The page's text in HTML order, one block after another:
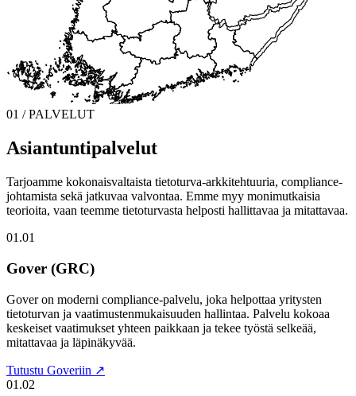
01 / PALVELUT
Asiantuntipalvelut
Tarjoamme kokonaisvaltaista tietoturva-arkkitehtuuria, compliance-
johtamista sekä jatkuvaa valvontaa. Emme myy monimutkaisia
teorioita, vaan teemme tietoturvasta helposti hallittavaa ja mitattavaa.
01.01
Gover (GRC)
Gover on moderni compliance-palvelu, joka helpottaa yritysten
tietoturvan ja vaatimustenmukaisuuden hallintaa. Palvelu kokoaa
keskeiset vaatimukset yhteen paikkaan ja tekee työstä selkeää,
mitattavaa ja läpinäkyvää.
Tutustu Goveriin ↗
01.02